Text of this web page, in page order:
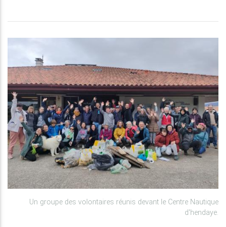
Un groupe des volontaires réunis devant le Centre Nautique
d'hendaye.